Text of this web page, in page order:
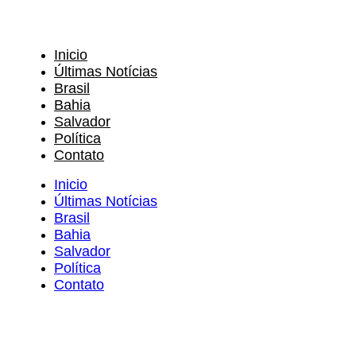
Inicio
Últimas Notícias
Brasil
Bahia
Salvador
Política
Contato
Inicio
Últimas Notícias
Brasil
Bahia
Salvador
Política
Contato